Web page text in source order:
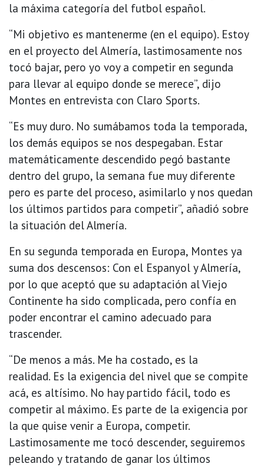
la máxima categoría del futbol español.
“Mi objetivo es mantenerme (en el equipo). Estoy
en el proyecto del Almería, lastimosamente nos
tocó bajar, pero yo voy a competir en segunda
para llevar al equipo donde se merece”, dijo
Montes en entrevista con Claro Sports.
“Es muy duro. No sumábamos toda la temporada,
los demás equipos se nos despegaban. Estar
matemáticamente descendido pegó bastante
dentro del grupo, la semana fue muy diferente
pero es parte del proceso, asimilarlo y nos quedan
los últimos partidos para competir”, añadió sobre
la situación del Almería.
En su segunda temporada en Europa, Montes ya
suma dos descensos: Con el Espanyol y Almería,
por lo que aceptó que su adaptación al Viejo
Continente ha sido complicada, pero confía en
poder encontrar el camino adecuado para
trascender.
“De menos a más. Me ha costado, es la
realidad. Es la exigencia del nivel que se compite
acá, es altísimo. No hay partido fácil, todo es
competir al máximo. Es parte de la exigencia por
la que quise venir a Europa, competir.
Lastimosamente me tocó descender, seguiremos
peleando y tratando de ganar los últimos